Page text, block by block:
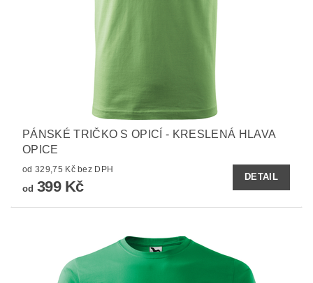
PÁNSKÉ TRIČKO S OPICÍ - KRESLENÁ HLAVA
OPICE
od 329,75 Kč bez DPH
od 399 Kč
DETAIL